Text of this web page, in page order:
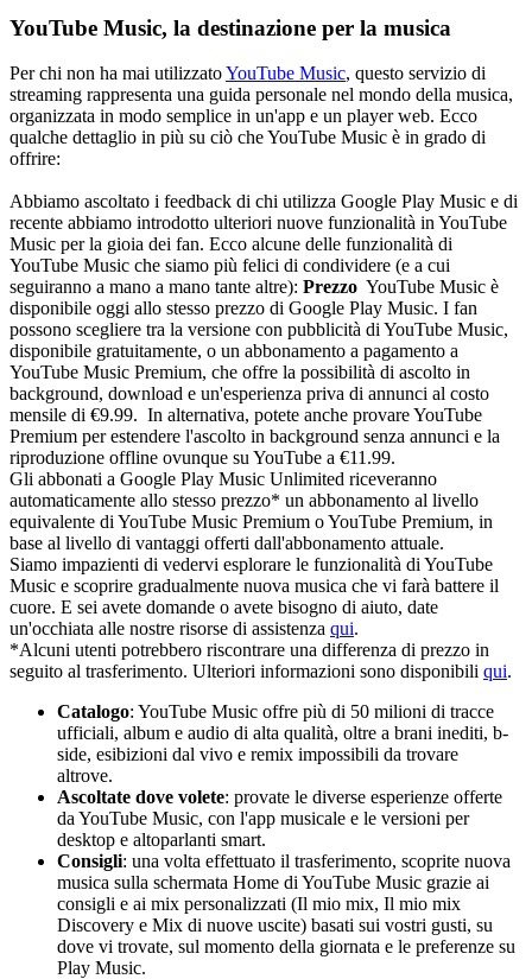
YouTube Music, la destinazione per la musica
Per chi non ha mai utilizzatoYouTube Music, questo servizio di
streaming rappresenta una guida personale nel mondo della musica,
organizzata in modo semplice in un'app e un player web. Ecco
qualche dettaglio in più su ciò che YouTube Music è in grado di
offrire:
Abbiamo ascoltato i feedback di chi utilizza Google Play Music e di
recente abbiamo introdotto ulteriori nuove funzionalità in YouTube
Music per la gioia dei fan. Ecco alcune delle funzionalità di
YouTube Music che siamo più felici di condividere (e a cui
seguiranno a mano a mano tante altre): Prezzo YouTube Music è
disponibile oggi allo stesso prezzo di Google Play Music. I fan
possono scegliere tra la versione con pubblicità di YouTube Music,
disponibile gratuitamente, o un abbonamento a pagamento a
YouTube Music Premium, che offre la possibilità di ascolto in
background, download e un'esperienza priva di annunci al costo
mensile di €9.99. In alternativa, potete anche provare YouTube
Premium per estendere l'ascolto in background senza annunci e la
riproduzione offline ovunque su YouTube a €11.99.
Gli abbonati a Google Play Music Unlimited riceveranno
automaticamente allo stesso prezzo* un abbonamento al livello
equivalente di YouTube Music Premium o YouTube Premium, in
base al livello di vantaggi offerti dall'abbonamento attuale.
Siamo impazienti di vedervi esplorare le funzionalità di YouTube
Music e scoprire gradualmente nuova musica che vi farà battere il
cuore. E sei avete domande o avete bisogno di aiuto, date
un'occhiata alle nostre risorse di assistenza qui.
*Alcuni utenti potrebbero riscontrare una differenza di prezzo in
seguito al trasferimento. Ulteriori informazioni sono disponibili qui.
Catalogo: YouTube Music offre più di 50 milioni di tracce
ufficiali, album e audio di alta qualità, oltre a brani inediti, b-
side, esibizioni dal vivo e remix impossibili da trovare
altrove.
Ascoltate dove volete: provate le diverse esperienze offerte
da YouTube Music, con l'app musicale e le versioni per
desktop e altoparlanti smart.
Consigli: una volta effettuato il trasferimento, scoprite nuova
musica sulla schermata Home di YouTube Music grazie ai
consigli e ai mix personalizzati (Il mio mix, Il mio mix
Discovery e Mix di nuove uscite) basati sui vostri gusti, su
dove vi trovate, sul momento della giornata e le preferenze su
Play Music.